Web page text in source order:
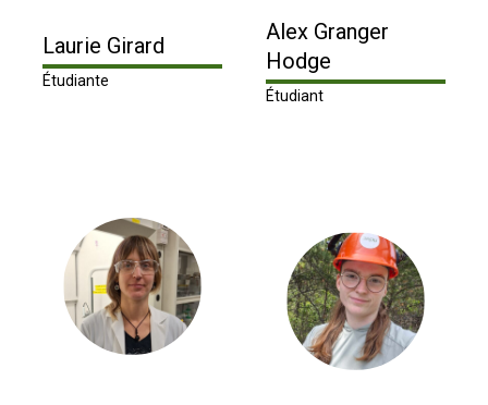
Laurie Girard
Étudiante
Alex Granger
Hodge
Étudiant